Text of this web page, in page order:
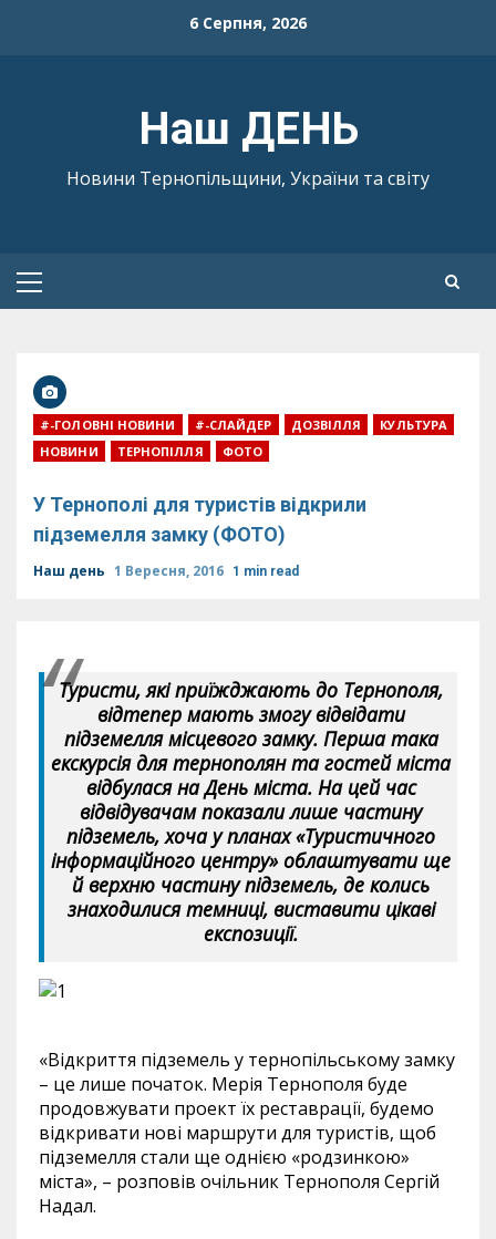
6 Серпня, 2026
Наш ДЕНЬ
Новини Тернопільщини, України та світу
Primary
#-ГОЛОВНІ НОВИНИ #-СЛАЙДЕР ДОЗВІЛЛЯ
КУЛЬТУРА
НОВИНИ
ТЕРНОПІЛЛЯ ФОТО
У Тернополі для туристів відкрили
підземелля замку (ФОТО)
Наш день 1 Вересня, 2016 1 min read
Туристи, які приїжджають до Тернополя,
відтепер мають змогу відвідати
підземелля місцевого замку. Перша така
екскурсія для тернополян та гостей міста
відбулася на День міста. На цей час
відвідувачам показали лише частину
підземель, хоча у планах «Туристичного
інформаційного центру» облаштувати ще
й верхню частину підземель, де колись
знаходилися темниці, виставити цікаві
експозиції.
«Відкриття підземель у тернопільському замку
– це лише початок. Мерія Тернополя буде
продовжувати проект їх реставрації, будемо
відкривати нові маршрути для туристів, щоб
підземелля стали ще однією «родзинкою»
міста», – розповів очільник Тернополя Сергій
Надал.